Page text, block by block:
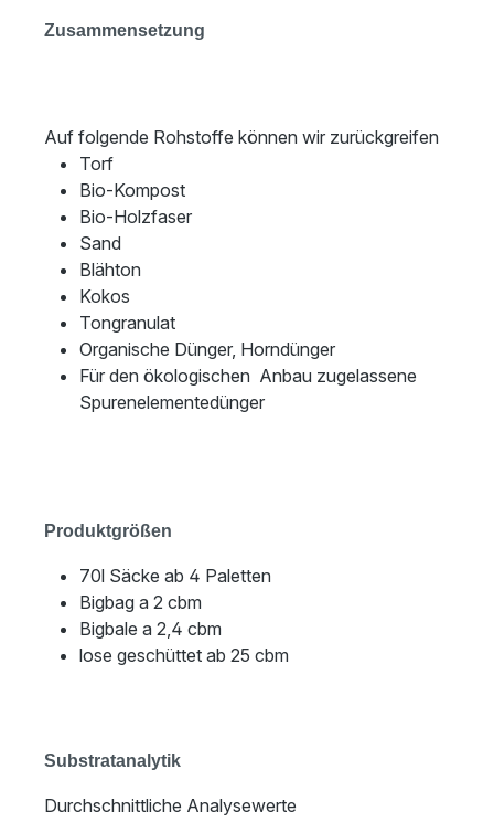
Zusammensetzung
Auf folgende Rohstoffe können wir zurückgreifen
Torf
Bio-Kompost
Bio-Holzfaser
Sand
Blähton
Kokos
Tongranulat
Organische Dünger, Horndünger
Für den ökologischen Anbau zugelassene
Spurenelementedünger
Produktgrößen
70l Säcke ab 4 Paletten
Bigbag a 2 cbm
Bigbale a 2,4 cbm
lose geschüttet ab 25 cbm
Substratanalytik
Durchschnittliche Analysewerte